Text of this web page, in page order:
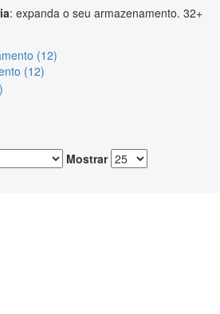
: expanda o seu armazenamento. 32+
(12)
Mostrar